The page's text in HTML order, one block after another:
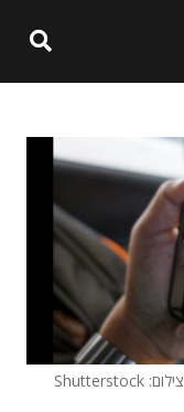
צילום: Shutterstock